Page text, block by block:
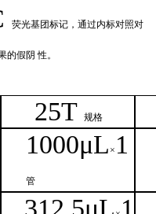
荧光基团标记，通过内标对照对
的假阴 性。
25T 规格
1000μL × 1
管